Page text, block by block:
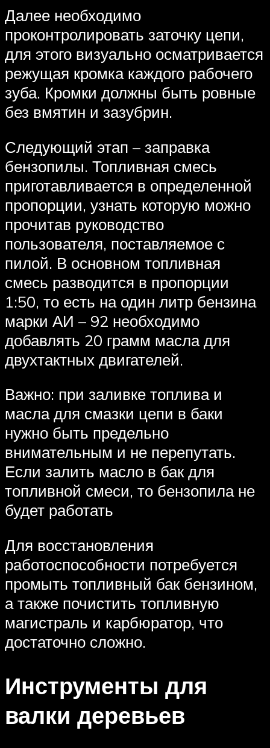
Далее необходимо
проконтролировать заточку цепи,
для этого визуально осматривается
режущая кромка каждого рабочего
зуба. Кромки должны быть ровные
без вмятин и зазубрин.
Следующий этап – заправка
бензопилы. Топливная смесь
приготавливается в определенной
пропорции, узнать которую можно
прочитав руководство
пользователя, поставляемое с
пилой. В основном топливная
смесь разводится в пропорции
1:50, то есть на один литр бензина
марки АИ – 92 необходимо
добавлять 20 грамм масла для
двухтактных двигателей.
Важно: при заливке топлива и
масла для смазки цепи в баки
нужно быть предельно
внимательным и не перепутать.
Если залить масло в бак для
топливной смеси, то бензопила не
будет работать
Для восстановления
работоспособности потребуется
промыть топливный бак бензином,
а также почистить топливную
магистраль и карбюратор, что
достаточно сложно.
Инструменты для
валки деревьев